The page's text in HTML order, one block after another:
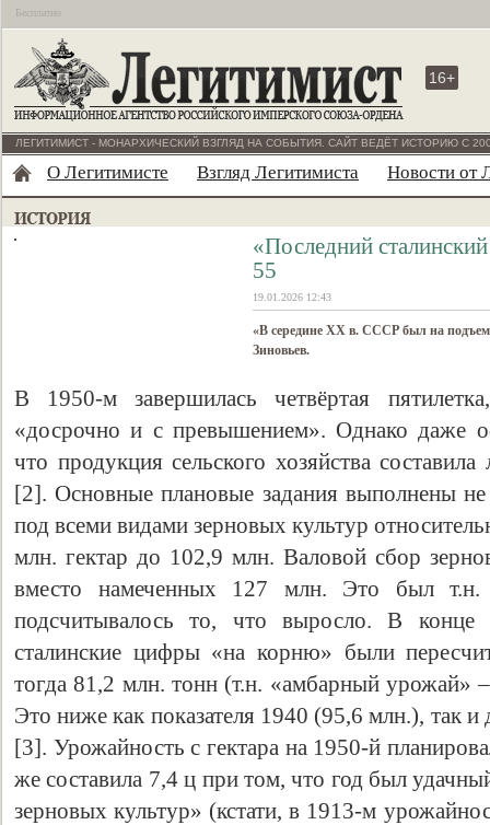
Бесплатно
16+
ЛЕГИТИМИСТ - МОНАРХИЧЕСКИЙ ВЗГЛЯД НА СОБЫТИЯ. САЙТ ВЕДЁТ ИСТОРИЮ С
О Легитимисте Взгляд Легитимиста Новости от
«Последний
55
19.01.2026 12:43
«B середине XX в. СССР был на
Зиновьев.
В 1950-м завершилась четвёртая
«досрочно и с превышением». Однако даже
что продукция сельского хозяйства
[2]. Основные плановые задания выполнены
под всеми видами зерновых культур
млн. гектар до 102,9 млн. Валовой сбор
вместо намеченных 127 млн. Это был т.н.
подсчитывалось то, что выросло. В
сталинские цифры «на корню» были
тогда 81,2 млн. тонн (т.н. «амбарный урожай»
Это ниже как показателя 1940 (95,6 млн.), так и
[3]. Урожайность с гектара на 1950-й
же составила 7,4 ц при том, что год был
зерновых культур» (кстати, в 1913-м